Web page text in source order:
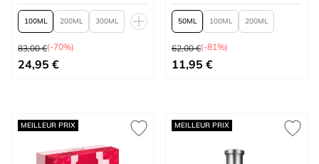
50
100 200 300
Prix normal
83,00 €(-70%)
À partir de
24,95 €
50 100 200
Prix normal
62,00 €(-81%)
À partir de
11,95 €
MEILLEUR PRIX MEILLEUR PRIX